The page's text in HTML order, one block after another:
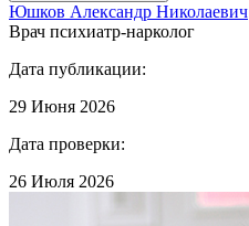
Юшков Александр Николаевич
Врач психиатр-нарколог
Дата публикации:
29 Июня 2026
Дата проверки:
26 Июля 2026